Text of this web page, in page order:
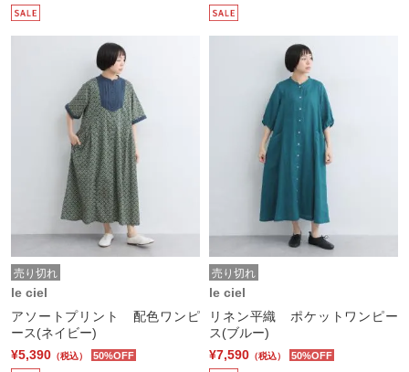
売り切れ
le ciel
アソートプリント 配色ワンピ
ース(ネイビー)
¥5,390 （税込） 50%OFF
売り切れ
le ciel
リネン平織 ポケットワンピー
ス(ブルー)
¥7,590 （税込） 50%OFF